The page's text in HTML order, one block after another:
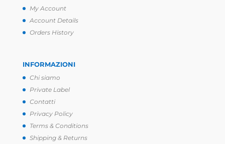
My Account
Account Details
Orders History
INFORMAZIONI
Chi siamo
Private Label
Contatti
Privacy Policy
Terms & Conditions
Shipping & Returns